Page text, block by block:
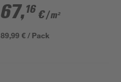
561 x 19 mm
67,16 €/ m²
89,99 € / Pack